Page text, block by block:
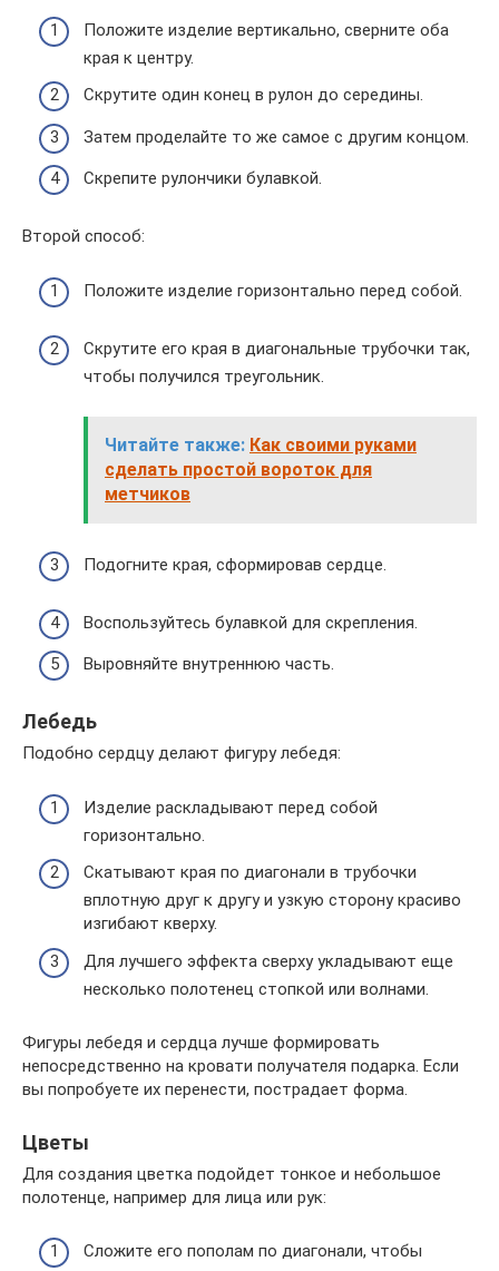
Положите изделие вертикально, сверните оба
края к центру.
Скрутите один конец в рулон до середины.
Затем проделайте то же самое с другим концом.
Скрепите рулончики булавкой.
Второй способ:
Положите изделие горизонтально перед собой.
Скрутите его края в диагональные трубочки так,
чтобы получился треугольник.
Читайте также: Как своими руками
сделать простой вороток для
метчиков
Подогните края, сформировав сердце.
Воспользуйтесь булавкой для скрепления.
Выровняйте внутреннюю часть.
Лебедь
Подобно сердцу делают фигуру лебедя:
Изделие раскладывают перед собой
горизонтально.
Скатывают края по диагонали в трубочки
вплотную друг к другу и узкую сторону красиво
изгибают кверху.
Для лучшего эффекта сверху укладывают еще
несколько полотенец стопкой или волнами.
Фигуры лебедя и сердца лучше формировать
непосредственно на кровати получателя подарка. Если
вы попробуете их перенести, пострадает форма.
Цветы
Для создания цветка подойдет тонкое и небольшое
полотенце, например для лица или рук:
Сложите его пополам по диагонали, чтобы